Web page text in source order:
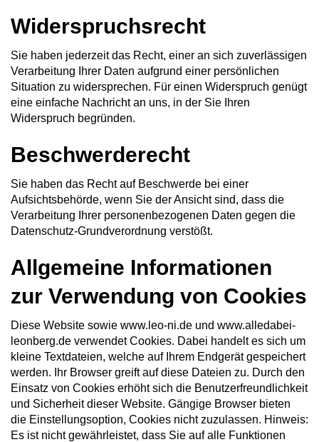
Widerspruchsrecht
Sie haben jederzeit das Recht, einer an sich zuverlässigen
Verarbeitung Ihrer Daten aufgrund einer persönlichen
Situation zu widersprechen. Für einen Widerspruch genügt
eine einfache Nachricht an uns, in der Sie Ihren
Widerspruch begründen.
Beschwerderecht
Sie haben das Recht auf Beschwerde bei einer
Aufsichtsbehörde, wenn Sie der Ansicht sind, dass die
Verarbeitung Ihrer personenbezogenen Daten gegen die
Datenschutz-Grundverordnung verstößt.
Allgemeine Informationen
zur Verwendung von Cookies
Diese Website sowie www.leo-ni.de und www.alledabei-
leonberg.de verwendet Cookies. Dabei handelt es sich um
kleine Textdateien, welche auf Ihrem Endgerät gespeichert
werden. Ihr Browser greift auf diese Dateien zu. Durch den
Einsatz von Cookies erhöht sich die Benutzerfreundlichkeit
und Sicherheit dieser Website. Gängige Browser bieten
die Einstellungsoption, Cookies nicht zuzulassen. Hinweis:
Es ist nicht gewährleistet, dass Sie auf alle Funktionen